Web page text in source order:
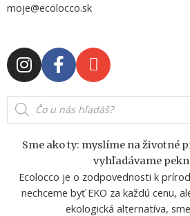
moje@ecolocco.sk
I
n
s
t
a
g
a
m
F
a
c
e
b
o
k
-
E
n
v
e
l
o
p
e
Products
search
Sme ako ty: myslíme na životné
vyhľadávame
Ecolocco je o zodpovednosti k
nechceme byť EKO za každú cenu,
ekologická alternatíva,